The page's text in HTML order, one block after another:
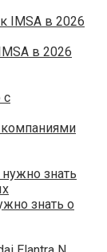
в 2026
компаниями
знать о